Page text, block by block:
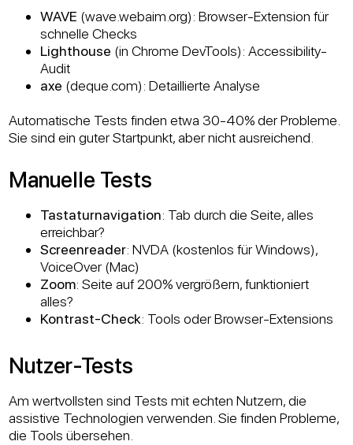
WAVE (wave.webaim.org): Browser-Extension für
schnelle Checks
Lighthouse (in Chrome DevTools): Accessibility-
Audit
axe (deque.com): Detaillierte Analyse
Automatische Tests finden etwa 30-40% der Probleme.
Sie sind ein guter Startpunkt, aber nicht ausreichend.
Manuelle Tests
Tastaturnavigation: Tab durch die Seite, alles
erreichbar?
Screenreader: NVDA (kostenlos für Windows),
VoiceOver (Mac)
Zoom: Seite auf 200% vergrößern, funktioniert
alles?
Kontrast-Check: Tools oder Browser-Extensions
Nutzer-Tests
Am wertvollsten sind Tests mit echten Nutzern, die
assistive Technologien verwenden. Sie finden Probleme,
die Tools übersehen.